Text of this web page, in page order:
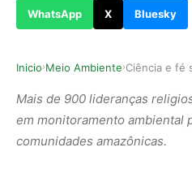
WhatsApp X Bluesky
Inicio›Meio Ambiente›
Mais de 900 lideranças
em monitoramento ambiental
comunidades amazônicas.